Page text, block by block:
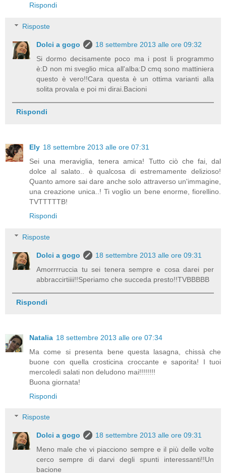
Rispondi
Risposte
Dolci a gogo
18 settembre 2013 alle ore 09:32
Si dormo decisamente poco ma i post li programmo
è:D non mi sveglio mica all'alba:D cmq sono mattiniera
questo è vero!!Cara questa è un ottima varianti alla
solita provala e poi mi dirai.Bacioni
Rispondi
Ely 18 settembre 2013 alle ore 07:31
Sei una meraviglia, tenera amica! Tutto ciò che fai, dal
dolce al salato.. è qualcosa di estremamente delizioso!
Quanto amore sai dare anche solo attraverso un'immagine,
una creazione unica..! Ti voglio un bene enorme, fiorellino.
TVTTTTTB!
Rispondi
Risposte
Dolci a gogo
18 settembre 2013 alle ore 09:31
Amorrrruccia tu sei tenera sempre e cosa darei per
abbraccirtiiii!!Speriamo che succeda presto!!TVBBBBB
Rispondi
Natalia 18 settembre 2013 alle ore 07:34
Ma come si presenta bene questa lasagna, chissà che
buone con quella crosticina croccante e saporita! I tuoi
mercoledì salati non deludono mai!!!!!!!!
Buona giornata!
Rispondi
Risposte
Dolci a gogo
18 settembre 2013 alle ore 09:31
Meno male che vi piacciono sempre e il più delle volte
cerco sempre di darvi degli spunti interessanti!!Un
bacione